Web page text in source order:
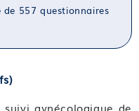
557 questionnaires
gynécologique de